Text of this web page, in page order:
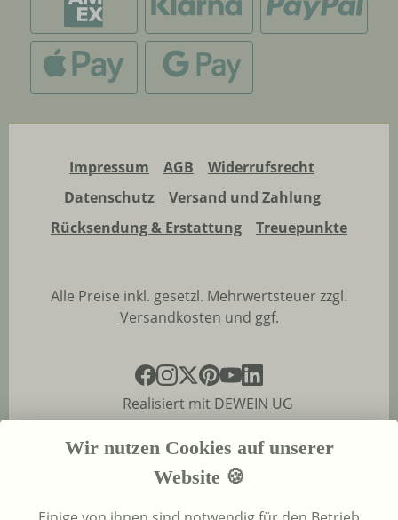
Impressum AGB
Widerrufsrecht
Datenschutz
Versand und Zahlung
Rücksendung & Erstattung
Treuepunkte
Alle Preise inkl. gesetzl. Mehrwertsteuer zzgl.
Versandkosten und ggf.
Realisiert mit DEWEIN UG
Wir nutzen Cookies auf unserer
Website 🍪